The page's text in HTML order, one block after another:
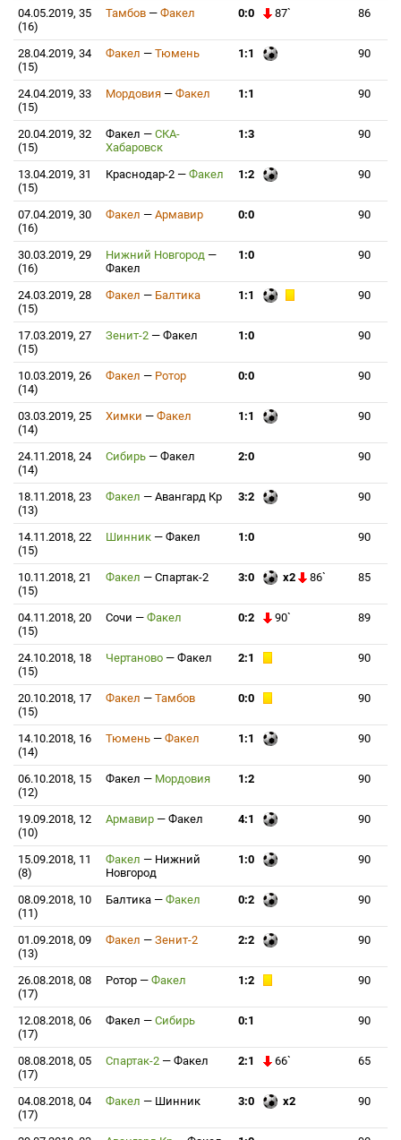
04.05.2019, 35
(16)
Тамбов — Факел 0:0 87` 86
28.04.2019, 34
(15)
Факел — Тюмень 1:1 90
24.04.2019, 33
(15)
Мордовия — Факел 1:1 90
20.04.2019, 32
(15)
Факел — СКА-
Хабаровск
1:3 90
13.04.2019, 31
(15)
Краснодар-2 — Факел 1:2 90
07.04.2019, 30
(16)
Факел — Армавир 0:0 90
30.03.2019, 29
(16)
Нижний Новгород —
Факел
1:0 90
24.03.2019, 28
(15)
Факел — Балтика 1:1 90
17.03.2019, 27
(15)
Зенит-2 — Факел 1:0 90
10.03.2019, 26
(14)
Факел — Ротор 0:0 90
03.03.2019, 25
(14)
Химки — Факел 1:1 90
24.11.2018, 24
(14)
Сибирь — Факел 2:0 90
18.11.2018, 23
(13)
Факел — Авангард Кр 3:2 90
14.11.2018, 22
(15)
Шинник — Факел 1:0 90
10.11.2018, 21
(15)
Факел — Спартак-2 3:0 x2 86` 85
04.11.2018, 20
(15)
Сочи — Факел 0:2 90` 89
24.10.2018, 18
(15)
Чертаново — Факел 2:1 90
20.10.2018, 17
(15)
Факел — Тамбов 0:0 90
14.10.2018, 16
(14)
Тюмень — Факел 1:1 90
06.10.2018, 15
(12)
Факел — Мордовия 1:2 90
19.09.2018, 12
(10)
Армавир — Факел 4:1 90
15.09.2018, 11
(8)
Факел — Нижний
Новгород
1:0 90
08.09.2018, 10
(11)
Балтика — Факел 0:2 90
01.09.2018, 09
(13)
Факел — Зенит-2 2:2 90
26.08.2018, 08
(17)
Ротор — Факел 1:2 90
12.08.2018, 06
(17)
Факел — Сибирь 0:1 90
08.08.2018, 05
(17)
Спартак-2 — Факел 2:1 66` 65
04.08.2018, 04
(17)
Факел — Шинник 3:0 x2 90